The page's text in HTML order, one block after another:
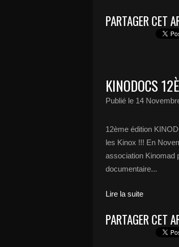
PARTAGER CET
KINODOCS
Publié le 14
12ème édition
les Kinox !!! En
association Kinomad
documentaire...
Lire la suite
PARTAGER CET